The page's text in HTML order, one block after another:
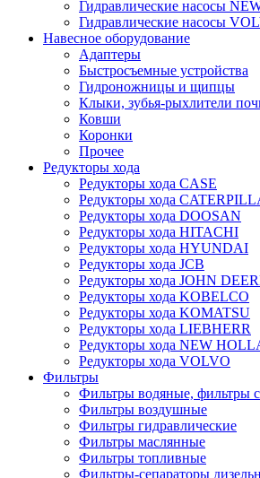
Гидравлические насосы
Гидравлические насосы
Навесное оборудование
Адаптеры
Быстросъемные устройства
Гидроножницы и щипцы
Клыки, зубья-рыхлители
Ковши
Коронки
Прочее
Редукторы хода
Редукторы хода CASE
Редукторы хода
Редукторы хода DOOSAN
Редукторы хода HITACHI
Редукторы хода HYUNDAI
Редукторы хода JCB
Редукторы хода JOHN
Редукторы хода KOBELCO
Редукторы хода KOMATSU
Редукторы хода LIEBHERR
Редукторы хода NEW
Редукторы хода VOLVO
Фильтры
Фильтры водяные, фильтры
Фильтры воздушные
Фильтры гидравлические
Фильтры маслянные
Фильтры топливные
Фильтры-сепараторы